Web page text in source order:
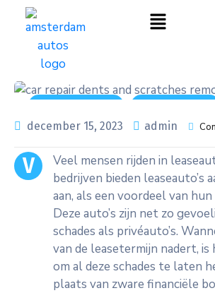
december 15, 2023
admin
V
Veel mensen rijden in
bedrijven bieden leaseauto’s
aan, als een voordeel van
Deze auto’s zijn net zo
schades als privéauto’s.
van de leasetermijn nadert,
om al deze schades te laten
plaats van zware financiële